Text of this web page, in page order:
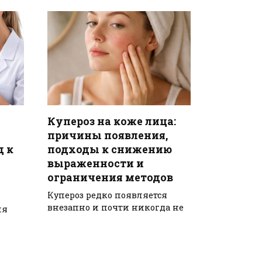
к
Купероз на коже лица:
причины появления,
подходы к снижению
выраженности и
ограничения методов
Купероз редко появляется
внезапно и почти никогда не